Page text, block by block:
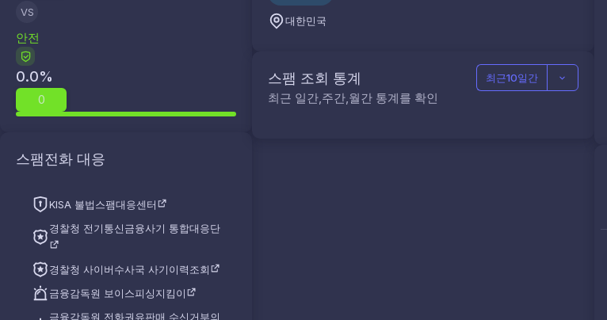
VS
안전
0.0%
0
스팸전화 대응
KISA 불법스팸대응센터
경찰청 전기통신금융사기 통합대응단
경찰청 사이버수사국 사기이력조회
금융감독원 보이스피싱지킴이
금융감독원 전화권유판매 수신거부의
대한민국
스팸 조회 통계
최근 일간,주간,월간 통계를 확인
최근10일간